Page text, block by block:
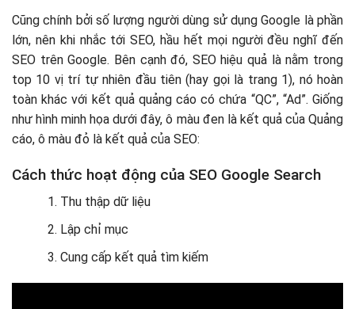
Công cụ phân tích website
Công cụ theo dõi thứ hạng
Công cụ xây dựng backlinks
Các hình thức SEO mới nhất
SEO Generative AI
Nội dung chất lượng cao và có giá trị
Cấu trúc và tổ chức nội dung
SEO Trends
SEO Traffic
SEO Branding
SEO Sales
SEO Crisis Management
Quy trình làm SEO web trên Google cơ bản
doanh nghiệp trước khi làm SEO
2. Nghiên cứu và phân tích (Research & Analysis)
Cũng chính bởi số lượng người dùng sử dụng Google là phần
lớn, nên khi nhắc tới SEO, hầu hết mọi người đều nghĩ đến
SEO trên Google. Bên cạnh đó, SEO hiệu quả là nằm trong
top 10 vị trí tự nhiên đầu tiên (hay gọi là trang 1), nó hoàn
toàn khác với kết quả quảng cáo có chứa “QC”, “Ad”. Giống
như hình minh họa dưới đây, ô màu đen là kết quả của Quảng
cáo, ô màu đỏ là kết quả của SEO:
Cách thức hoạt động của SEO Google Search
Thu thập dữ liệu
Lập chỉ mục
Cung cấp kết quả tìm kiếm